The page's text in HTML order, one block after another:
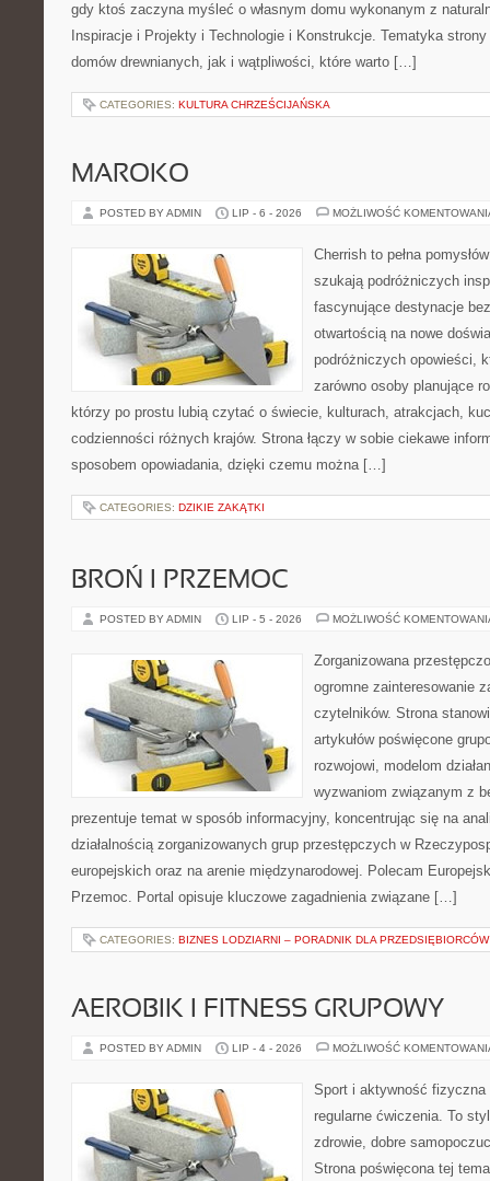
gdy ktoś zaczyna myśleć o własnym domu wykonanym z
Inspiracje i Projekty i Technologie i Konstrukcje. Tematyka
domów drewnianych, jak i wątpliwości, które warto […]
CATEGORIES: KULTURA CHRZEŚCIJAŃSKA
MAROKO
POSTED BY ADMIN LIP - 6 - 2026 MOŻLIWOŚĆ
Cherrish to pełna
szukają podróżniczych
fascynujące destynacje
otwartością na nowe
podróżniczych opowieści,
zarówno osoby planujące
którzy po prostu lubią czytać o świecie, kulturach, atrakcjach,
codzienności różnych krajów. Strona łączy w sobie ciekawe
sposobem opowiadania, dzięki czemu można […]
CATEGORIES: DZIKIE ZAKĄTKI
BROŃ I PRZEMOC
POSTED BY ADMIN LIP - 5 - 2026 MOŻLIWOŚĆ
Zorganizowana
ogromne zainteresowanie
czytelników. Strona
artykułów poświęcone
rozwojowi, modelom
wyzwaniom związanym z
prezentuje temat w sposób informacyjny, koncentrując się na
działalnością zorganizowanych grup przestępczych w
europejskich oraz na arenie międzynarodowej. Polecam
Przemoc. Portal opisuje kluczowe zagadnienia związane […]
CATEGORIES: BIZNES LODZIARNI – PORADNIK DLA PRZEDSIĘBIORCÓW
AEROBIK I FITNESS GRUPOWY
POSTED BY ADMIN LIP - 4 - 2026 MOŻLIWOŚĆ
Sport i aktywność
regularne ćwiczenia. To
zdrowie, dobre
Strona poświęcona tej